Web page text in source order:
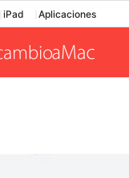
iPad Aplicaciones